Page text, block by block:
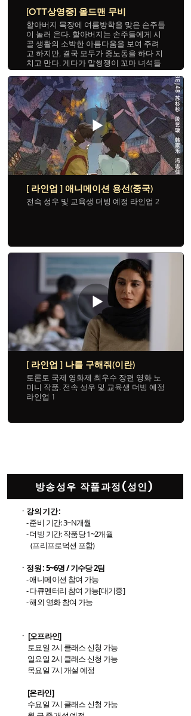
[OTT상영중] 올드맨 무비
할아버지 목장에 여름방학을 맞은 손주들
이 놀러 온다. 할아버지는 손주들에게 시
골 생활의 소박한 아름다움을 보여 주려
고 하지만, 결국 모두가 중노동을 하다 지
치고 만다. 게다가 말썽쟁이 꼬마 녀석들
이 젖소 한 마리를 풀어놓기까지! 할아버
지와 손주들이 24시간 안에 젖소를 찾아
내지 못하면, 우유를 짜지 못한 젖이 불어
폭발하고 대재앙이 덮치게 된다.
[ 라인업 ] 애니메이션 용선(중국)
전속 성우 및 교육생 더빙 예정 라인업 2
[ 라인업 ] 나를 구해줘(이란)
토론토 국제 영화제 최우수 장편 영화 노
미니 작품. 전속 성우 및 교육생 더빙 예정
라인업 1
방송성우 작품과정(성인)
ㆍ강의 기간 :
- 준비 기간: 3~N개월
- 더빙 기간: 작품당 1~2개월
(프리프로덕션 포함)
​ㆍ정원 : 5~6명 / 기수당 2팀
- 애니메이션 참여 가능
- 다큐멘터리 참여 가능[대기중]
- 해외 영화 참여 가능
ㆍ [오프라인]
토요일 2시 클래스 신청 가능
일요일 2시 클래스 신청 가능
목요일 7시 개설 예정
[온라인]
수요일 7시 클래스 신청 가능